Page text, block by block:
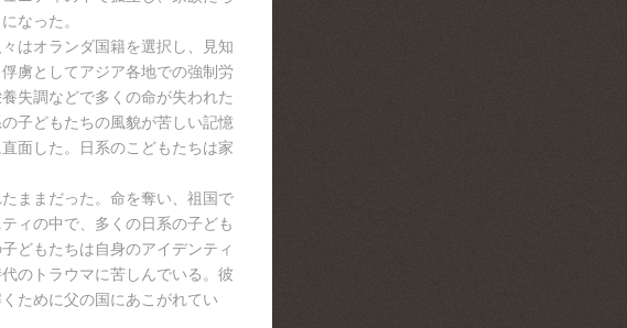
なった。
はオランダ国籍を選択し、見知
虜としてアジア各地での強制労
失調などで多くの命が失われた
子どもたちの風貌が苦しい記憶
面した。日系のこどもたちは家
ままだった。命を奪い、祖国で
ィの中で、多くの日系の子ども
どもたちは自身のアイデンティ
のトラウマに苦しんでいる。彼
ために父の国にあこがれてい